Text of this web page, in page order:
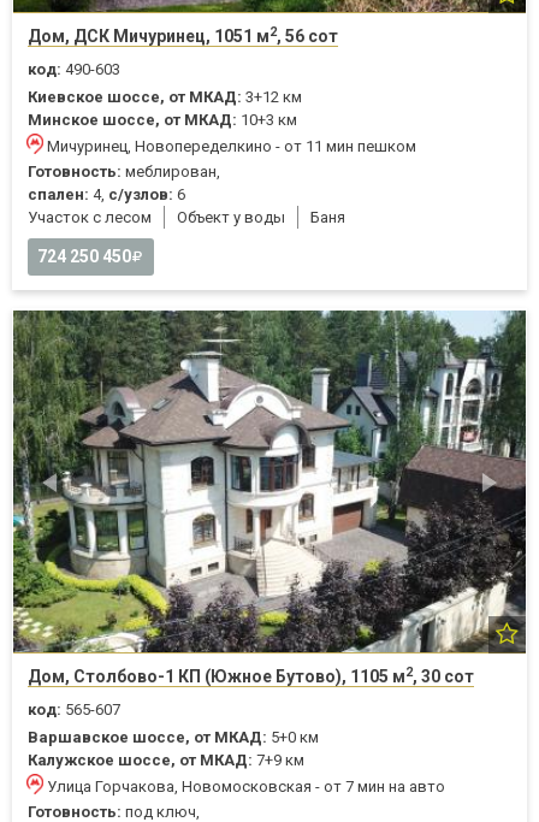
Дом, ДСК Мичуринец, 1051 м2, 56 сот
код: 490-603
Киевское шоссе, от МКАД: 3+12 км
Минское шоссе, от МКАД: 10+3 км
Мичуринец, Новопеределкино - от 11 мин пешком
Готовность: меблирован,
спален: 4, с/узлов: 6
Участок с лесом
Объект у воды Баня
724 250 450
Дом, Столбово-1 КП (Южное Бутово), 1105 м2, 30 сот
код: 565-607
Варшавское шоссе, от МКАД: 5+0 км
Калужское шоссе, от МКАД: 7+9 км
Улица Горчакова, Новомосковская - от 7 мин на авто
Готовность: под ключ,